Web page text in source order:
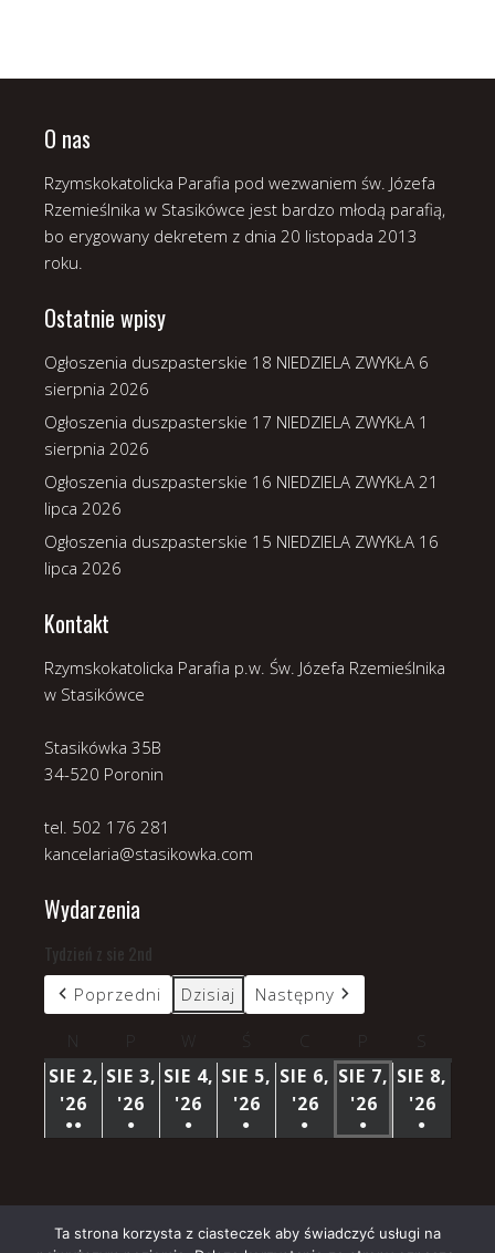
O nas
Rzymskokatolicka Parafia pod wezwaniem św. Józefa
Rzemieślnika w Stasikówce jest bardzo młodą parafią,
bo erygowany dekretem z dnia 20 listopada 2013
roku.
Ostatnie wpisy
Ogłoszenia duszpasterskie 18 NIEDZIELA ZWYKŁA 6
sierpnia 2026
Ogłoszenia duszpasterskie 17 NIEDZIELA ZWYKŁA 1
sierpnia 2026
Ogłoszenia duszpasterskie 16 NIEDZIELA ZWYKŁA 21
lipca 2026
Ogłoszenia duszpasterskie 15 NIEDZIELA ZWYKŁA 16
lipca 2026
Kontakt
Rzymskokatolicka Parafia p.w. Św. Józefa Rzemieślnika
w Stasikówce
Stasikówka 35B
34-520 Poronin
tel. 502 176 281
kancelaria@stasikowka.com
Wydarzenia
Tydzień z sie 2nd
Poprzedni Dzisiaj Następny
SIE 2,
'26
SIERPNIA
●●
SIE 3,
'26
SIERPNIA
●
SIE 4,
'26
SIERPNIA
●
SIE 5,
'26
SIERPNIA
●
SIE 6,
'26
SIERPNIA
●
SIE 7,
'26
SIERPNIA
●
SIE 8,
'26
●
Ta strona korzysta z ciasteczek aby świadczyć usługi na